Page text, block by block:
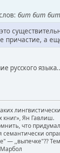
бит бит бит
причастие, а
русского
книг», Ян Гавлиш.
что
семантически
— ,,выпечке"??